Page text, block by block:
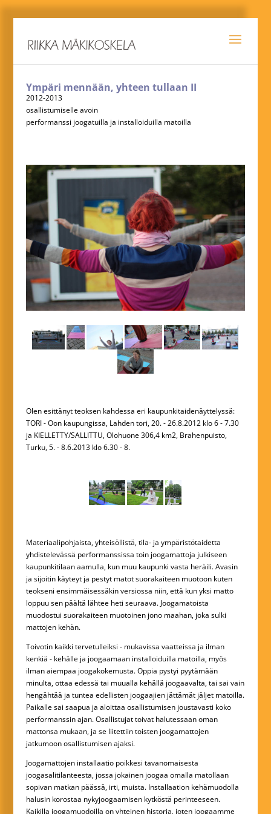
Ympäri mennään, yhteen tullaan II
2012-2013
osallistumiselle avoin
performanssi joogatuilla ja installoiduilla matoilla
Olen esittänyt teoksen kahdessa eri kaupunkitaidenäyttelyssä:
TORI - Oon kaupungissa, Lahden tori, 20. - 26.8.2012 klo 6 - 7.30
ja KIELLETTY/SALLITTU, Olohuone 306,4 km2, Brahenpuisto,
Turku, 5. - 8.6.2013 klo 6.30 - 8.
Materiaalipohjaista, yhteisöllistä, tila- ja ympäristötaidetta
yhdistelevässä performanssissa toin joogamattoja julkiseen
kaupunkitilaan aamulla, kun muu kaupunki vasta heräili. Avasin
ja sijoitin käyteyt ja pestyt matot suorakaiteen muotoon kuten
teokseni ensimmäisessäkin versiossa niin, että kun yksi matto
loppuu sen päältä lähtee heti seuraava. Joogamatoista
muodostui suorakaiteen muotoinen jono maahan, joka sulki
mattojen kehän.
Toivotin kaikki tervetulleiksi - mukavissa vaatteissa ja ilman
kenkiä - kehälle ja joogaamaan installoiduilla matoilla, myös
ilman aiempaa joogakokemusta. Oppia pystyi pyytämään
minulta, ottaa edessä tai muualla kehällä joogaavalta, tai sai vain
hengähtää ja tuntea edellisten joogaajien jättämät jäljet matoilla.
Paikalle sai saapua ja aloittaa osallistumisen joustavasti koko
performanssin ajan. Osallistujat toivat halutessaan oman
mattonsa mukaan, ja se liitettiin toisten joogamattojen
jatkumoon osallistumisen ajaksi.
Joogamattojen installaatio poikkesi tavanomaisesta
joogasalitilanteesta, jossa jokainen joogaa omalla matollaan
sopivan matkan päässä, irti, muista. Installaation kehämuodolla
halusin korostaa nykyjoogaamisen kytköstä perinteeseen.
Kaikilla joogamuodoilla on yhteinen historia, joten joogaamme